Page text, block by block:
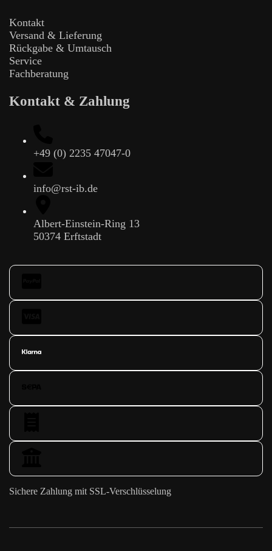
Kontakt
Versand & Lieferung
Rückgabe & Umtausch
Service
Fachberatung
Kontakt & Zahlung
+49 (0) 2235 47047-0
info@rst-ib.de
Albert-Einstein-Ring 13
50374 Erftstadt
Sichere Zahlung mit SSL-Verschlüsselung